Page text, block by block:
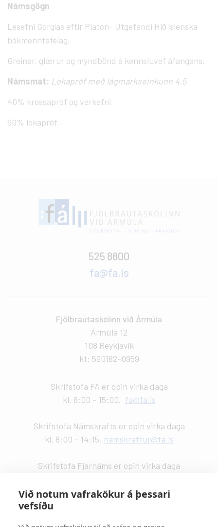
Við notum vafrakökur á þessari
vefsíðu
Námsgögn
Lesefni Gorgías eftir Platón- Útgefandi Hið íslenska
bókmenntafélag.
Greinar, glærur og myndbönd á kennsluvef áfangans.
Námsmat: Lokapróf með lágmarkseinkunn 4.5
40% krossapróf og verkefni
60% lokapróf
525 8800
fa@fa.is
Fjölbrautaskólinn við Ármúla
Ármúla 12
108 Reykjavík
kt: 590182-0959
Skrifstofa FÁ er opin virka daga
kl. 8:00 - 15:00. fa@fa.is
Skrifstofa Námskrafts er opin virka daga
kl. 8:00 - 14:15. namskraftur@fa.is
Skrifstofa Fjarnáms er opin virka daga